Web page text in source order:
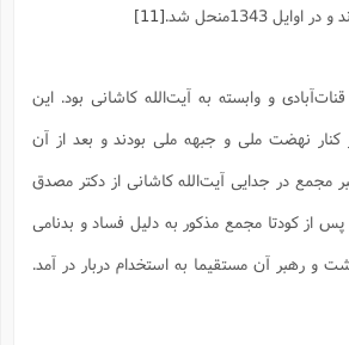
1343منحل شد.
[11]
و وابسته به آیت‌الله کاشانی بود. این
تیرماه 1331 در کنار نهضت ملی و جبهه ملی بودند و بعد از آن
مجمع در جدایی آیت‌الله کاشانی از دکتر مصدق
کودتا مجمع مذکور به دلیل فساد و بدنامی
و رهبر آن مستقیما به استخدام دربار در آمد.